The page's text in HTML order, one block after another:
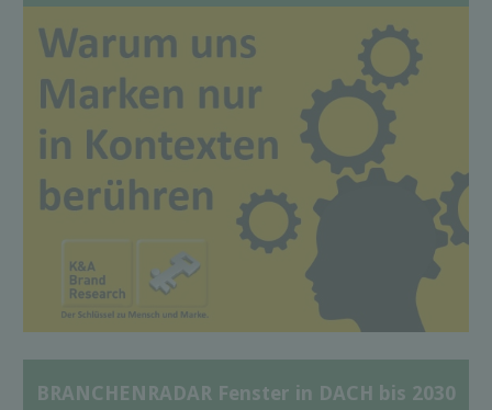
BRANCHENRADAR Fenster in DACH bis 2030